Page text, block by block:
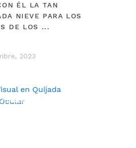
ÉL LA TAN
NIEVE PARA LOS
DE LOS ...
2023